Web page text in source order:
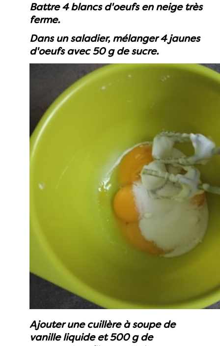
Battre 4 blancs d'oeufs en neige très
ferme.
Dans un saladier, mélanger 4 jaunes
d'oeufs avec 50 g de sucre.
Ajouter une cuillère à soupe de
vanille liquide et 500 g de